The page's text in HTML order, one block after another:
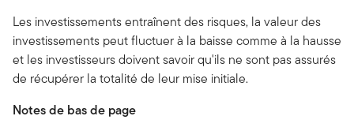
Les investissements entraînent des risques, la valeur des
investissements peut fluctuer à la baisse comme à la hausse
et les investisseurs doivent savoir qu'ils ne sont pas assurés
de récupérer la totalité de leur mise initiale.
Notes de bas de page